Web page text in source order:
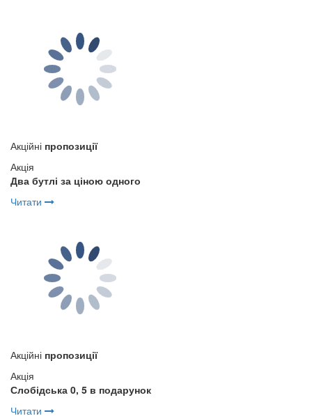
Акційні пропозиції
Акція
Два бутлі за ціною одного
Читати
Акційні пропозиції
Акція
Слобідська 0, 5 в подарунок
Читати